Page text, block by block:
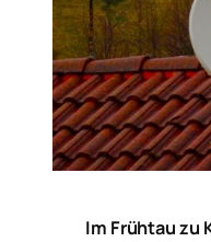
Im Frühtau zu